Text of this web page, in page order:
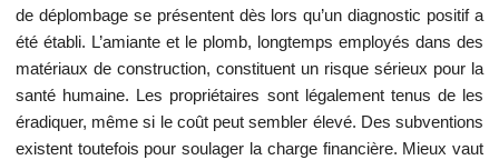
de déplombage se présentent dès lors qu’un diagnostic positif a
été établi. L’amiante et le plomb, longtemps employés dans des
matériaux de construction, constituent un risque sérieux pour la
santé humaine. Les propriétaires sont légalement tenus de les
éradiquer, même si le coût peut sembler élevé. Des subventions
existent toutefois pour soulager la charge financière. Mieux vaut